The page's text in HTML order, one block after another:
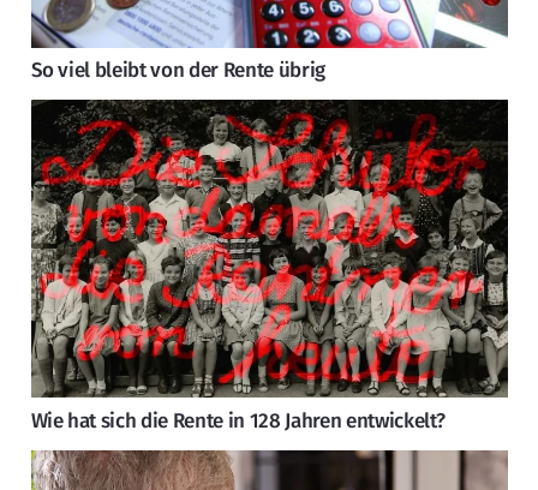
So viel bleibt von der Rente übrig
Wie hat sich die Rente in 128 Jahren entwickelt?